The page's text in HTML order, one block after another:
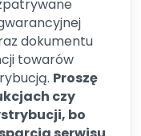
dokumentu
towarów
Proszę
czy
bo